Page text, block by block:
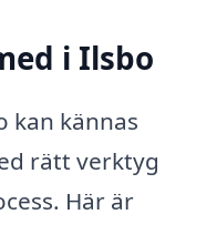
i Ilsbo
kan kännas
rätt verktyg
Här är